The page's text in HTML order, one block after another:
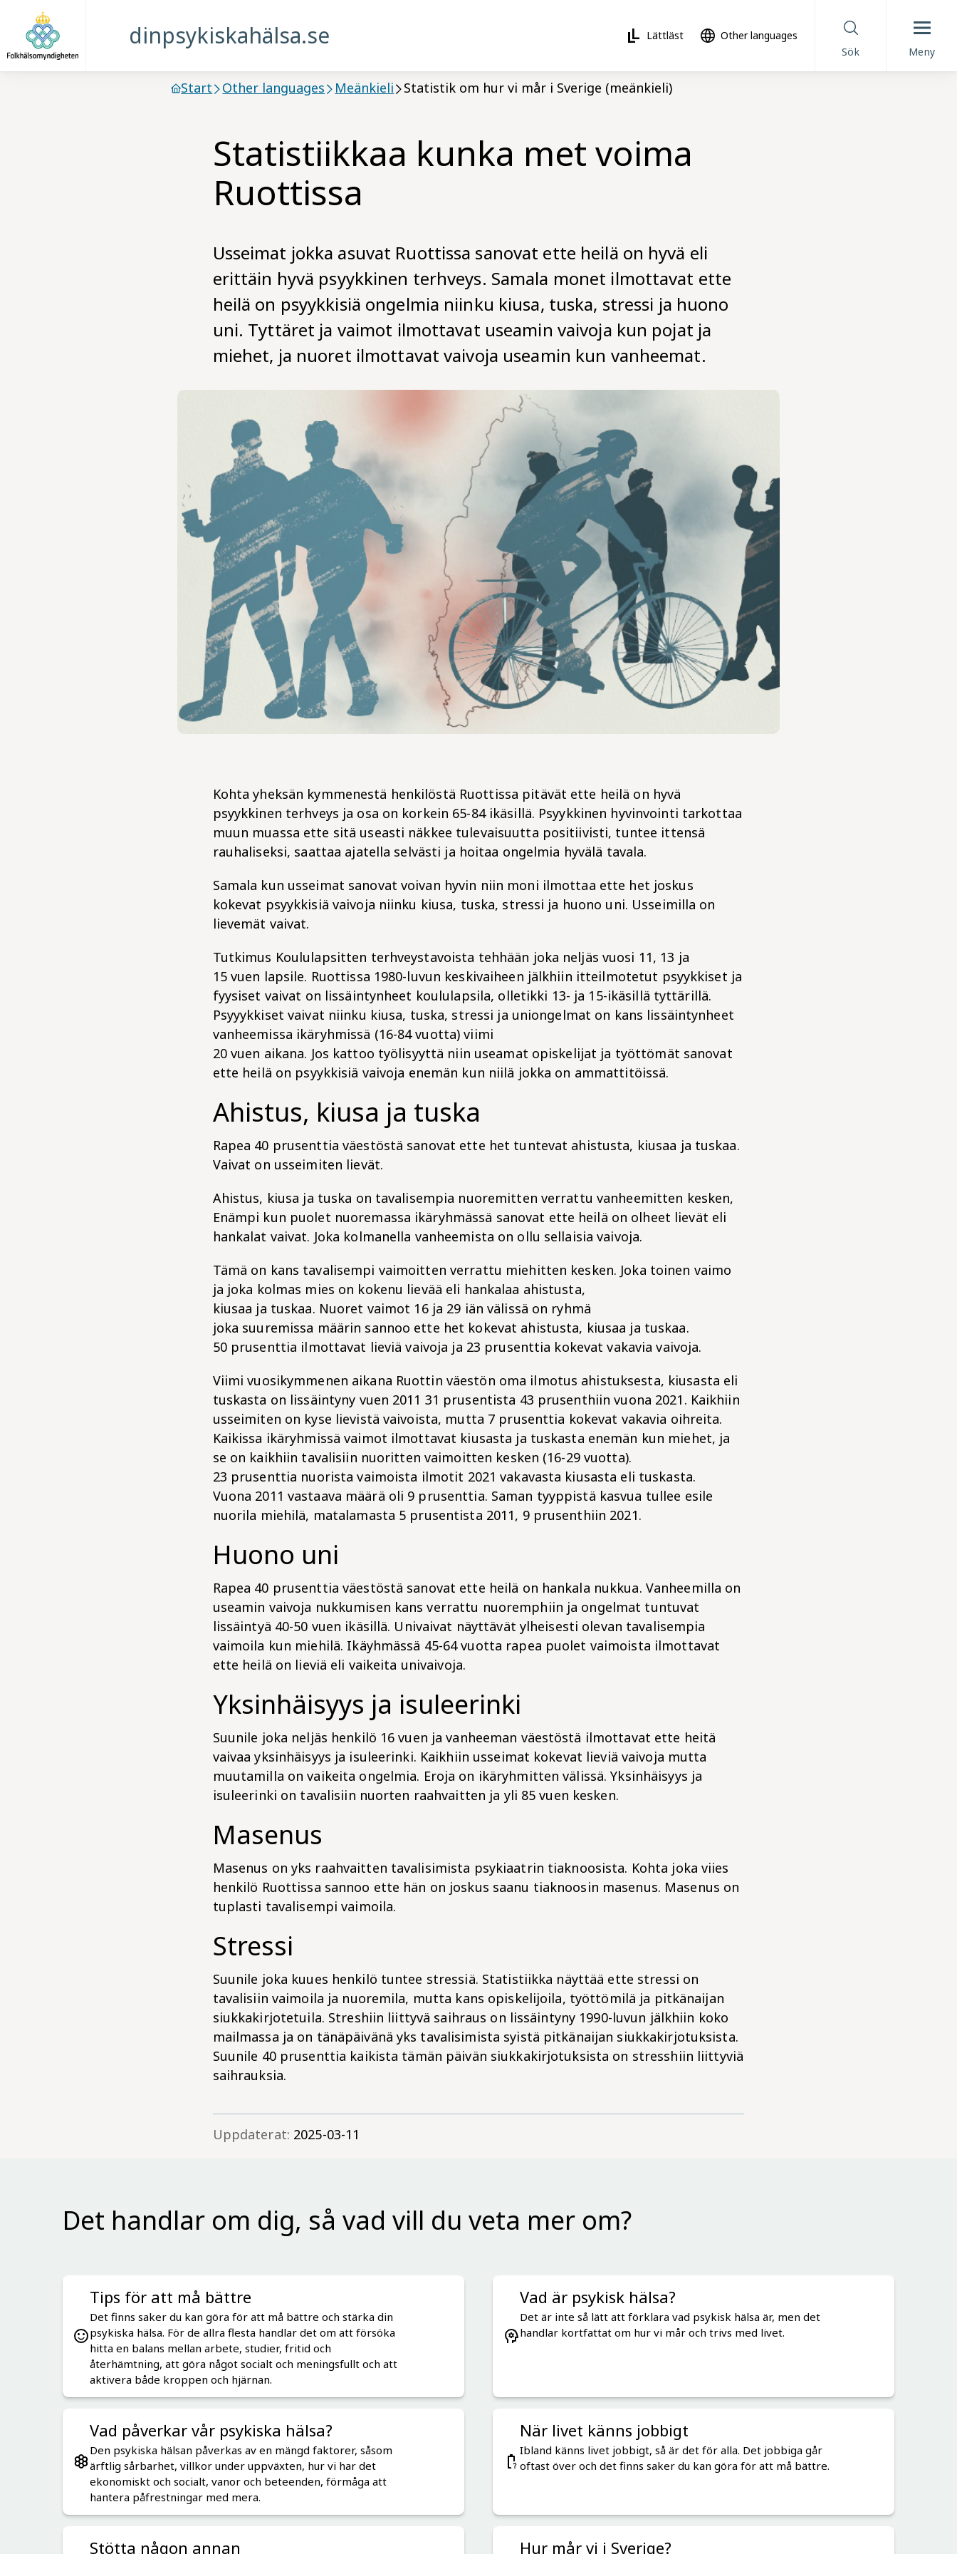
dinpsykiskahälsa.se Lättläst
Other languages
Sök
Meny
Start Other languages Meänkieli Statistik om hur vi mår i Sverige (meänkieli)
Statistiikkaa kunka met voima
Ruottissa
Usseimat jokka asuvat Ruottissa sanovat ette heilä on hyvä eli
erittäin hyvä psyykkinen terhveys. Samala monet ilmottavat ette
heilä on psyykkisiä ongelmia niinku kiusa, tuska, stressi ja huono
uni. Tyttäret ja vaimot ilmottavat useamin vaivoja kun pojat ja
miehet, ja nuoret ilmottavat vaivoja useamin kun vanheemat.
Kohta yheksän kymmenestä henkilöstä Ruottissa pitävät ette heilä on hyvä
psyykkinen terhveys ja osa on korkein 65-84 ikäsillä. Psyykkinen hyvinvointi tarkottaa
muun muassa ette sitä useasti näkkee tulevaisuutta positiivisti, tuntee ittensä
rauhaliseksi, saattaa ajatella selvästi ja hoitaa ongelmia hyvälä tavala.
Samala kun usseimat sanovat voivan hyvin niin moni ilmottaa ette het joskus
kokevat psyykkisiä vaivoja niinku kiusa, tuska, stressi ja huono uni. Usseimilla on
lievemät vaivat.
Tutkimus Koululapsitten terhveystavoista tehhään joka neljäs vuosi 11, 13 ja
15 vuen lapsile. Ruottissa 1980-luvun keskivaiheen jälkhiin itteilmotetut psyykkiset ja
fyysiset vaivat on lissäintynheet koululapsila, olletikki 13- ja 15-ikäsillä tyttärillä.
Psyyykkiset vaivat niinku kiusa, tuska, stressi ja uniongelmat on kans lissäintynheet
vanheemissa ikäryhmissä (16-84 vuotta) viimi
20 vuen aikana. Jos kattoo työlisyyttä niin useamat opiskelijat ja työttömät sanovat
ette heilä on psyykkisiä vaivoja enemän kun niilä jokka on ammattitöissä.
Ahistus, kiusa ja tuska
Rapea 40 prusenttia väestöstä sanovat ette het tuntevat ahistusta, kiusaa ja tuskaa.
Vaivat on usseimiten lievät.
Ahistus, kiusa ja tuska on tavalisempia nuoremitten verrattu vanheemitten kesken,
Enämpi kun puolet nuoremassa ikäryhmässä sanovat ette heilä on olheet lievät eli
hankalat vaivat. Joka kolmanella vanheemista on ollu sellaisia vaivoja.
Tämä on kans tavalisempi vaimoitten verrattu miehitten kesken. Joka toinen vaimo
ja joka kolmas mies on kokenu lievää eli hankalaa ahistusta,
kiusaa ja tuskaa. Nuoret vaimot 16 ja 29 iän välissä on ryhmä
joka suuremissa määrin sannoo ette het kokevat ahistusta, kiusaa ja tuskaa.
50 prusenttia ilmottavat lieviä vaivoja ja 23 prusenttia kokevat vakavia vaivoja.
Viimi vuosikymmenen aikana Ruottin väestön oma ilmotus ahistuksesta, kiusasta eli
tuskasta on lissäintyny vuen 2011 31 prusentista 43 prusenthiin vuona 2021. Kaikhiin
usseimiten on kyse lievistä vaivoista, mutta 7 prusenttia kokevat vakavia oihreita.
Kaikissa ikäryhmissä vaimot ilmottavat kiusasta ja tuskasta enemän kun miehet, ja
se on kaikhiin tavalisiin nuoritten vaimoitten kesken (16-29 vuotta).
23 prusenttia nuorista vaimoista ilmotit 2021 vakavasta kiusasta eli tuskasta.
Vuona 2011 vastaava määrä oli 9 prusenttia. Saman tyyppistä kasvua tullee esile
nuorila miehilä, matalamasta 5 prusentista 2011, 9 prusenthiin 2021.
Huono uni
Rapea 40 prusenttia väestöstä sanovat ette heilä on hankala nukkua. Vanheemilla on
useamin vaivoja nukkumisen kans verrattu nuoremphiin ja ongelmat tuntuvat
lissäintyä 40-50 vuen ikäsillä. Univaivat näyttävät ylheisesti olevan tavalisempia
vaimoila kun miehilä. Ikäyhmässä 45-64 vuotta rapea puolet vaimoista ilmottavat
ette heilä on lieviä eli vaikeita univaivoja.
Yksinhäisyys ja isuleerinki
Suunile joka neljäs henkilö 16 vuen ja vanheeman väestöstä ilmottavat ette heitä
vaivaa yksinhäisyys ja isuleerinki. Kaikhiin usseimat kokevat lieviä vaivoja mutta
muutamilla on vaikeita ongelmia. Eroja on ikäryhmitten välissä. Yksinhäisyys ja
isuleerinki on tavalisiin nuorten raahvaitten ja yli 85 vuen kesken.
Masenus
Masenus on yks raahvaitten tavalisimista psykiaatrin tiaknoosista. Kohta joka viies
henkilö Ruottissa sannoo ette hän on joskus saanu tiaknoosin masenus. Masenus on
tuplasti tavalisempi vaimoila.
Stressi
Suunile joka kuues henkilö tuntee stressiä. Statistiikka näyttää ette stressi on
tavalisiin vaimoila ja nuoremila, mutta kans opiskelijoila, työttömilä ja pitkänaijan
siukkakirjotetuila. Streshiin liittyvä saihraus on lissäintyny 1990-luvun jälkhiin koko
mailmassa ja on tänäpäivänä yks tavalisimista syistä pitkänaijan siukkakirjotuksista.
Suunile 40 prusenttia kaikista tämän päivän siukkakirjotuksista on stresshiin liittyviä
saihrauksia.
Uppdaterat: 2025-03-11
Det handlar om dig, så vad vill du veta mer om?
Tips för att må bättre
Det finns saker du kan göra för att må bättre och stärka din
psykiska hälsa. För de allra flesta handlar det om att försöka
hitta en balans mellan arbete, studier, fritid och
återhämtning, att göra något socialt och meningsfullt och att
aktivera både kroppen och hjärnan.
Vad är psykisk hälsa?
Det är inte så lätt att förklara vad psykisk hälsa är, men det
handlar kortfattat om hur vi mår och trivs med livet.
Vad påverkar vår psykiska hälsa?
Den psykiska hälsan påverkas av en mängd faktorer, såsom
ärftlig sårbarhet, villkor under uppväxten, hur vi har det
ekonomiskt och socialt, vanor och beteenden, förmåga att
hantera påfrestningar med mera.
När livet känns jobbigt
Ibland känns livet jobbigt, så är det för alla. Det jobbiga går
oftast över och det finns saker du kan göra för att må bättre.
Stötta någon annan Hur mår vi i Sverige?